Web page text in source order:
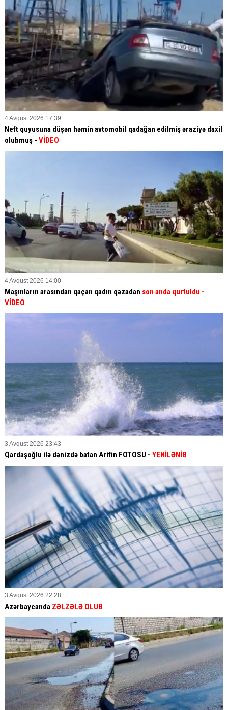
4 Avqust 2026 17:39
Neft quyusuna düşən həmin avtomobil qadağan edilmiş əraziyə daxil
olubmuş - VİDEO
4 Avqust 2026 14:00
Maşınların arasından qaçan qadın qəzadan son anda qurtuldu -
VİDEO
3 Avqust 2026 23:43
Qardaşoğlu ilə dənizdə batan Arifin FOTOSU - YENİLƏNİB
3 Avqust 2026 22:28
Azərbaycanda ZƏLZƏLƏ OLUB